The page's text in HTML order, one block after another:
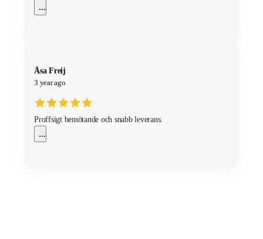
...
Åsa Freij
3 year ago
Proffsigt bemötande och snabb leverans.
...